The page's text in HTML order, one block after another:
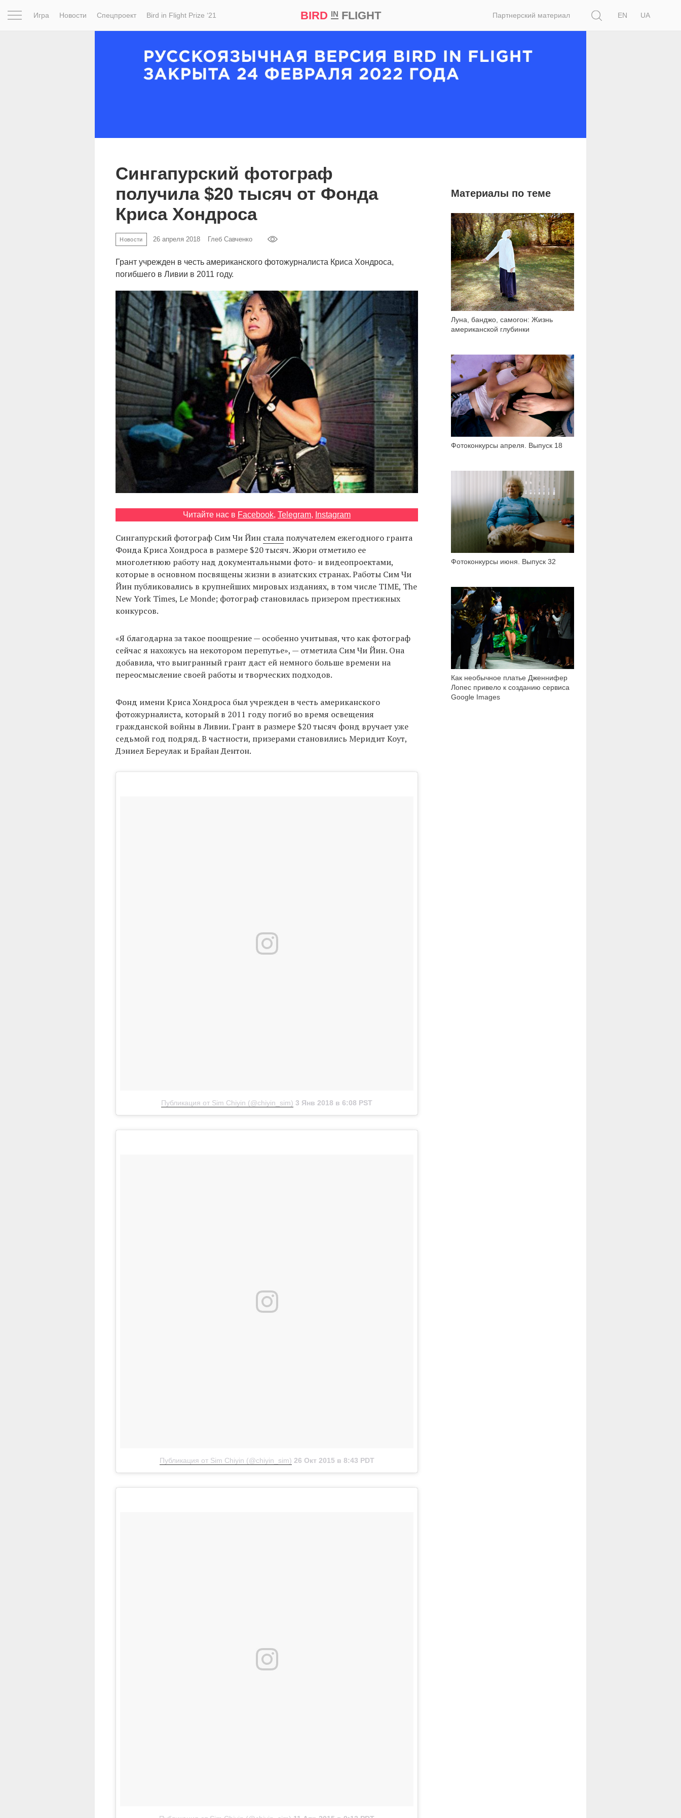
Игра Новости Спецпроект Bird in Flight Prize ‘21 BIRD INFLIGHT Партнерский материал
EN
UA
Сингапурский фотограф
получила $20 тысяч от Фонда
Криса Хондроса
Новости 26 апреля 2018 Глеб Савченко
Грант учрежден в честь американского фотожурналиста Криса Хондроса,
погибшего в Ливии в 2011 году.
Читайте нас в Facebook, Telegram, Instagram
Сингапурский фотограф Сим Чи Йин сталаполучателем ежегодного гранта
Фонда Криса Хондроса в размере $20 тысяч. Жюри отметило ее
многолетнюю работу над документальными фото- и видеопроектами,
которые в основном посвящены жизни в азиатских странах. Работы Сим Чи
Йин публиковались в крупнейших мировых изданиях, в том числе TIME, The
New York Times, Le Monde; фотограф становилась призером престижных
конкурсов.
«Я благодарна за такое поощрение — особенно учитывая, что как фотограф
сейчас я нахожусь на некотором перепутье», — отметила Сим Чи Йин. Она
добавила, что выигранный грант даст ей немного больше времени на
переосмысление своей работы и творческих подходов.
Фонд имени Криса Хондроса был учрежден в честь американского
фотожурналиста, который в 2011 году погиб во время освещения
гражданской войны в Ливии. Грант в размере $20 тысяч фонд вручает уже
седьмой год подряд. В частности, призерами становились Меридит Коут,
Дэниел Береулак и Брайан Дентон.
Публикация от Sim Chiyin (@chiyin_sim) 3 Янв 2018 в 6:08 PST
Публикация от Sim Chiyin (@chiyin_sim) 26 Окт 2015 в 8:43 PDT
Материалы по теме
Луна, банджо, самогон: Жизнь
американской глубинки
4 162
Фотоконкурсы апреля. Выпуск 18
3 903
Фотоконкурсы июня. Выпуск 32
Как необычное платье Дженнифер
Лопес привело к созданию сервиса
Google Images
5 223